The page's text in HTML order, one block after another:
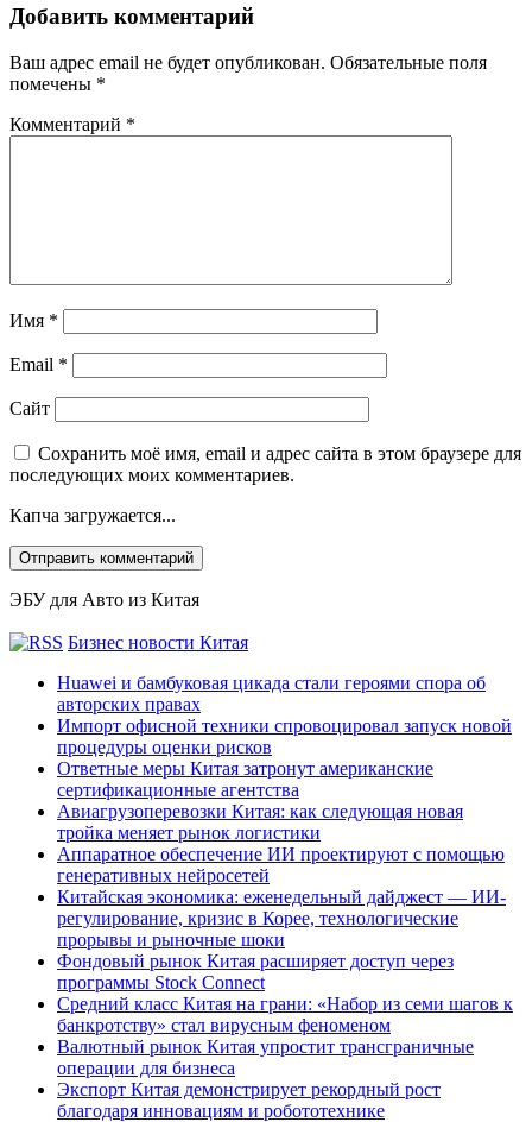
Добавить комментарий
Ваш адрес email не будет опубликован. Обязательные поля
помечены *
Комментарий *
Имя *
Email *
Сайт
Сохранить моё имя, email и адрес сайта в этом браузере для
последующих моих комментариев.
Капча загружается...
ЭБУ для Авто из Китая
Бизнес новости Китая
Huawei и бамбуковая цикада стали героями спора об
авторских правах
Импорт офисной техники спровоцировал запуск новой
процедуры оценки рисков
Ответные меры Китая затронут американские
сертификационные агентства
Авиагрузоперевозки Китая: как следующая новая
тройка меняет рынок логистики
Аппаратное обеспечение ИИ проектируют с помощью
генеративных нейросетей
Китайская экономика: еженедельный дайджест — ИИ-
регулирование, кризис в Корее, технологические
прорывы и рыночные шоки
Фондовый рынок Китая расширяет доступ через
программы Stock Connect
Средний класс Китая на грани: «Набор из семи шагов к
банкротству» стал вирусным феноменом
Валютный рынок Китая упростит трансграничные
операции для бизнеса
Экспорт Китая демонстрирует рекордный рост
благодаря инновациям и робототехнике